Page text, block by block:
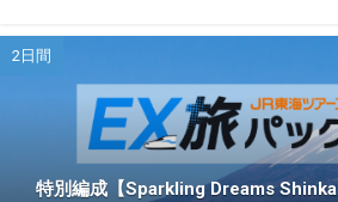
2日間
特別編成【Sparkling Dreams